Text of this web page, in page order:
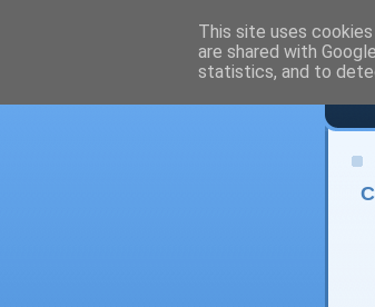
This site uses
are shared with
statistics, and to